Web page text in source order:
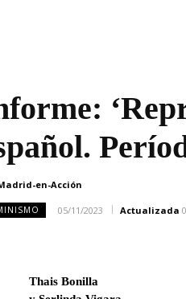
en-Acción
05/11/2023 Actualizada
Thais Bonilla